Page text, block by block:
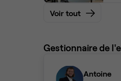
Voir tout
Gestionnaire de
Antoine